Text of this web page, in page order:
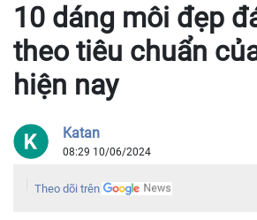
10 dáng môi đẹp
theo tiêu chuẩn
hiện nay
Katan
08:29 10/06/2024
Theo dõi trên